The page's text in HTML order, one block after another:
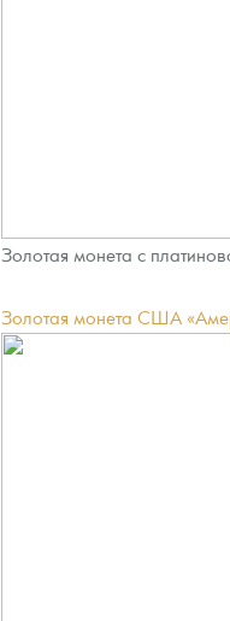
Золотая монета с
Золотая монета США